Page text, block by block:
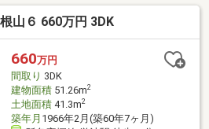
を実現。子育て世帯にもおすすめの
】弊社では、リフォーム工事専門チ
フがお客様のお悩みに合わせてお話
に合わせたご提案をさせていただい
スタッフがしっかりとご対応させてい
山６ 660万円 3DK
660万円
間取り 3DK
建物面積51.26m2
土地面積41.3m2
築年月 1966年2月(築60年7ヶ月)